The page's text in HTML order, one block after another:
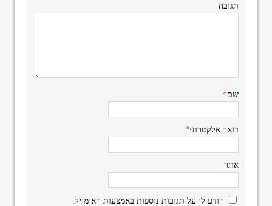
תגובה
שם*
דואר אלקטרוני*
אתר
הודע לי על תגובות נוספות באמצעות האימייל.